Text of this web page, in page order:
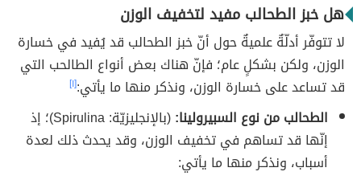
هل خبز الطحالب مفيد لتخفيف الوزن
لا تتوفّر أدلّةٌ علميةٌ حول أنّ خبز الطحالب قد يُفيد في خسارة
الوزن، ولكن بشكلٍ عام؛ فإنّ هناك بعض أنواع الطالحب التي
قد تساعد على خسارة الوزن، ونذكر منها ما يأتي:[١]
الطحالب من نوع السبيرولينا:
(بالإنجليزيّة: Spirulina)؛ إذ
إنّها قد تساهم في تخفيف الوزن، وقد يحدث ذلك لعدة
أسباب، ونذكر منها ما يأتي: